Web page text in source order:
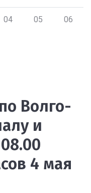
04 05 06
Волго-
и
4 мая